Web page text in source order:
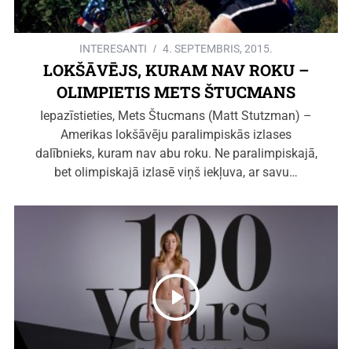
INTERESANTI 4. SEPTEMBRIS, 2015.
LOKŠĀVĒJS, KURAM NAV ROKU –
OLIMPIETIS METS ŠTUCMANS
Iepazīstieties, Mets Štucmans (Matt Stutzman) –
Amerikas lokšāvēju paralimpiskās izlases
dalībnieks, kuram nav abu roku. Ne paralimpiskajā,
bet olimpiskajā izlasē viņš iekļuva, ar savu…